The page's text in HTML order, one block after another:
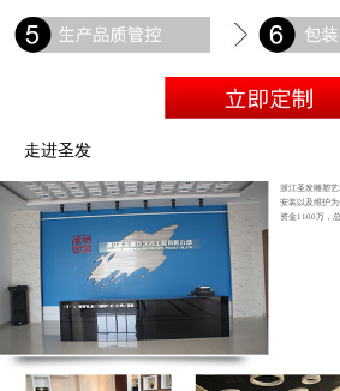
走进圣发
浙江圣发雕塑
安装以及维护
资金1100万，